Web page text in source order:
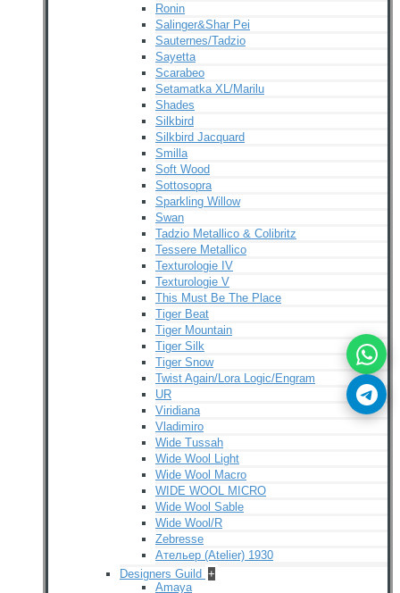
Ronin
Salinger&Shar Pei
Sauternes/Tadzio
Sayetta
Scarabeo
Setamatka XL/Marilu
Shades
Silkbird
Silkbird Jacquard
Smilla
Soft Wood
Sottosopra
Sparkling Willow
Swan
Tadzio Metallico & Colibritz
Tessere Metallico
Texturologie IV
Texturologie V
This Must Be The Place
Tiger Beat
Tiger Mountain
Tiger Silk
Tiger Snow
Twist Again/Lora Logic/Engram
UR
Viridiana
Vladimiro
Wide Tussah
Wide Wool Light
Wide Wool Macro
WIDE WOOL MICRO
Wide Wool Sable
Wide Wool/R
Zebresse
Ательер (Atelier) 1930
Designers Guild +
Amaya